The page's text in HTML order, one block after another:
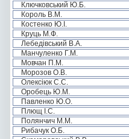
Ключковський Ю.Б.
Король В.М.
Костенко Ю.І.
Круць М.Ф.
Лебедівський В.А.
Манчуленко Г.М.
Мовчан П.М.
Морозов О.В.
Олексіюк С.С.
Оробець Ю.М.
Павленко Ю.О.
Плющ І.С.
Полянчич М.М.
Рибачук О.Б.